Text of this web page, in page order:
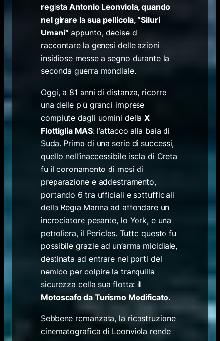
regista Antonio Leonviola, quando
nel girare la sua pellicola,“Siluri
Umani“appunto, decise di
raccontare la genesi delle azioni
insidiose messe a segno durante la
seconda guerra mondiale.
Oggi, a 81 anni di distanza, ricorre
una delle più grandi imprese
compiute dagli uomini dellaX
Flottiglia MAS: l’attacco alla baia di
Suda. Primo di una serie di successi,
quello nell’inaccessibile isola di Creta
fu il coronamento di mesi di
preparazione e addestramento,
portando 6 tra ufficiali e sottufficiali
della Regia Marina ad affondare un
incrociatore pesante, lo York, e una
petroliera, il Pericles. Tutto questo fu
possibile grazie ad un’arma micidiale,
destinata ad entrare nei porti del
nemico per colpire la tranquilla
sicurezza della sua flotta: il
Motoscafo da Turismo Modificato.
Sebbene romanzata, la ricostruzione
cinematografica di Leonviola rende